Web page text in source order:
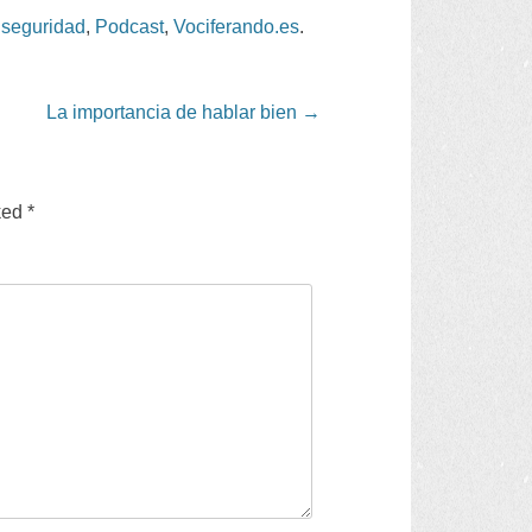
, Podcast,Vociferando.es.
La importancia de hablar bien →
*